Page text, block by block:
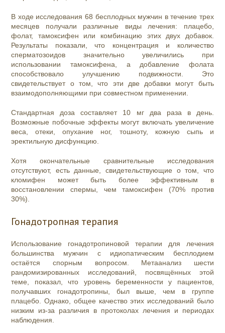
В ходе исследования 68 бесплодных мужчин в течение трех
месяцев получали различные виды лечения: плацебо,
фолат, тамоксифен или комбинацию этих двух добавок.
Результаты показали, что концентрация и количество
сперматозоидов значительно увеличились при
использовании тамоксифена, а добавление фолата
способствовало улучшению подвижности. Это
свидетельствует о том, что эти две добавки могут быть
взаимодополняющими при совместном применении.
Стандартная доза составляет 10 мг два раза в день.
Возможные побочные эффекты могут включать увеличение
веса, отеки, опухание ног, тошноту, кожную сыпь и
эректильную дисфункцию.
Хотя окончательные сравнительные исследования
отсутствуют, есть данные, свидетельствующие о том, что
кломифен может быть более эффективным в
восстановлении спермы, чем тамоксифен (70% против
30%).
Гонадотропная терапия
Использование гонадотропиновой терапии для лечения
большинства мужчин с идиопатическим бесплодием
остаётся спорным вопросом. Метаанализ шести
рандомизированных исследований, посвящённых этой
теме, показал, что уровень беременности у пациентов,
получавших гонадотропины, был выше, чем в группе
плацебо. Однако, общее качество этих исследований было
низким из-за различия в протоколах лечения и периодах
наблюдения.